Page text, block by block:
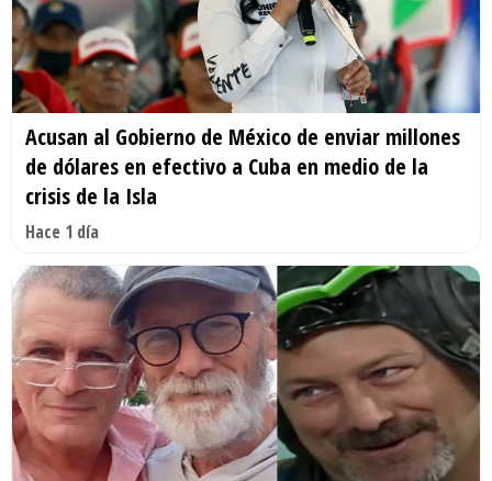
Acusan al Gobierno de México de enviar millones
de dólares en efectivo a Cuba en medio de la
crisis de la Isla
Hace 1 día